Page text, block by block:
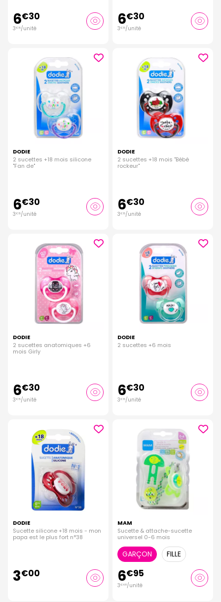
6€30
3€ 15/unité 6€30
3€ 15/unité
DODIE
2 sucettes +18 mois silicone
"Fan de"
6€30
3€ 15/unité
DODIE
2 sucettes +18 mois "Bébé
rockeur"
6€30
3€ 15/unité
DODIE
2 sucettes anatomiques +6
mois Girly
6€30
3€ 15/unité
DODIE
2 sucettes +6 mois
6€30
3€ 15/unité
DODIE
Sucette silicone +18 mois - mon
papa est le plus fort n°38
3€00
MAM
Sucette & attache-sucette
universel 0-6 mois
GARÇON FILLE
6€95
3€48/unité